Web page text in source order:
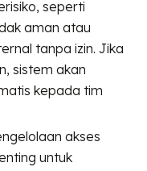
seperti
aman atau
tanpa izin. Jika
sistem akan
kepada tim
akses
untuk